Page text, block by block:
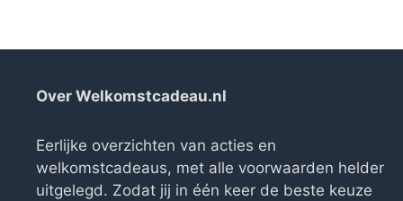
Over Welkomstcadeau.nl
Eerlijke overzichten van acties en
welkomstcadeaus, met alle voorwaarden helder
uitgelegd. Zodat jij in één keer de beste keuze